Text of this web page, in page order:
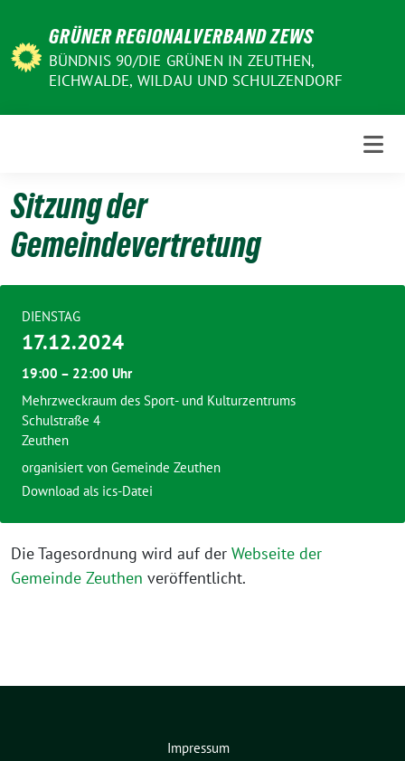
Inhalt
GRÜNER REGIONALVERBAND ZEWS
BÜNDNIS 90/DIE GRÜNEN IN ZEUTHEN,
EICHWALDE, WILDAU UND SCHULZENDORF
Sitzung der
Gemeindevertretung
Die Tagesordnung wird auf der Webseite der
Gemeinde Zeuthen veröffentlicht.
DIENSTAG
17.12.2024
19:00 – 22:00 Uhr
Mehrzweckraum des Sport- und Kulturzentrums
Schulstraße 4
Zeuthen
organisiert von Gemeinde Zeuthen
Download als ics-Datei
Impressum